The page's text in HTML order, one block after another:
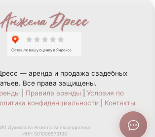
— аренда и продажа свадебных
Все права защищены.
Правила аренды
Условия по
конфиденциальности Контакты
ИП Дукмасова Анжела Александровна
ИНН 501006573130